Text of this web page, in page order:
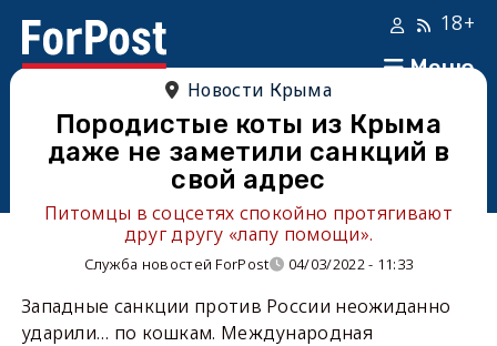
Меню
18+
Новости Крыма
Породистые коты из Крыма
даже не заметили санкций в
свой адрес
Питомцы в соцсетях спокойно протягивают
друг другу «лапу помощи».
Служба новостей ForPost 04/03/2022 - 11:33
Западные санкции против России неожиданно
ударили… по кошкам. Международная